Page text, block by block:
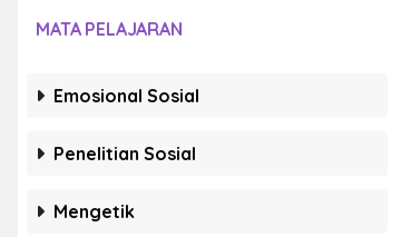
MATA PELAJARAN
Emosional Sosial
Penelitian Sosial
Mengetik